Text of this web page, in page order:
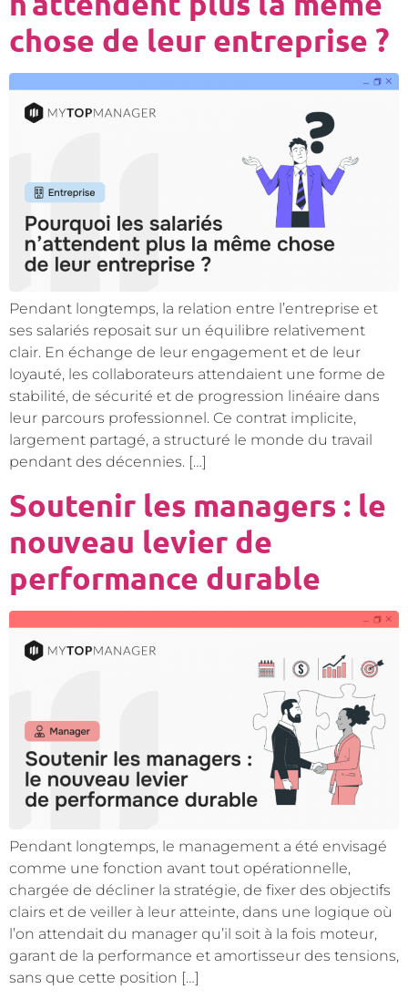
chose de leur entreprise ?
Pendant longtemps, la relation entre l’entreprise et
ses salariés reposait sur un équilibre relativement
clair. En échange de leur engagement et de leur
loyauté, les collaborateurs attendaient une forme de
stabilité, de sécurité et de progression linéaire dans
leur parcours professionnel. Ce contrat implicite,
largement partagé, a structuré le monde du travail
pendant des décennies. […]
Soutenir les managers : le
nouveau levier de
performance durable
Pendant longtemps, le management a été envisagé
comme une fonction avant tout opérationnelle,
chargée de décliner la stratégie, de fixer des objectifs
clairs et de veiller à leur atteinte, dans une logique où
l’on attendait du manager qu’il soit à la fois moteur,
garant de la performance et amortisseur des tensions,
sans que cette position […]